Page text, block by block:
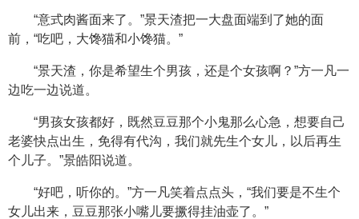
“意式肉酱面来了。”景天渣把一大盘面端到了她的面
前，“吃吧，大馋猫和小馋猫。”
“景天渣，你是希望生个男孩，还是个女孩啊？”方一凡一
边吃一边说道。
“男孩女孩都好，既然豆豆那个小鬼那么心急，想要自己
老婆快点出生，免得有代沟，我们就先生个女儿，以后再生
个儿子。”景皓阳说道。
“好吧，听你的。”方一凡笑着点点头，“我们要是不生个
女儿出来，豆豆那张小嘴儿要撅得挂油壶了。”